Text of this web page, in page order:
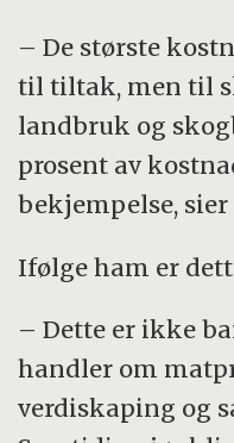
– De største
til tiltak, men til
landbruk og
prosent av
bekjempelse, sier
Ifølge ham er
– Dette er ikke
handler om
verdiskaping og